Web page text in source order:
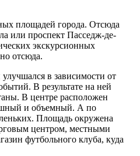
площадей города. Отсюда
или проспект Пасседж-де-
экскурсионных
отсюда.
в зависимости от
В результате на ней
В центре расположен
и объемный. А по
Площадь окружена
центром, местными
футбольного клуба, куда